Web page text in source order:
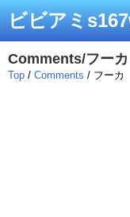
ビビアミ
Comments/フーカ
Top / Comments / フーカ